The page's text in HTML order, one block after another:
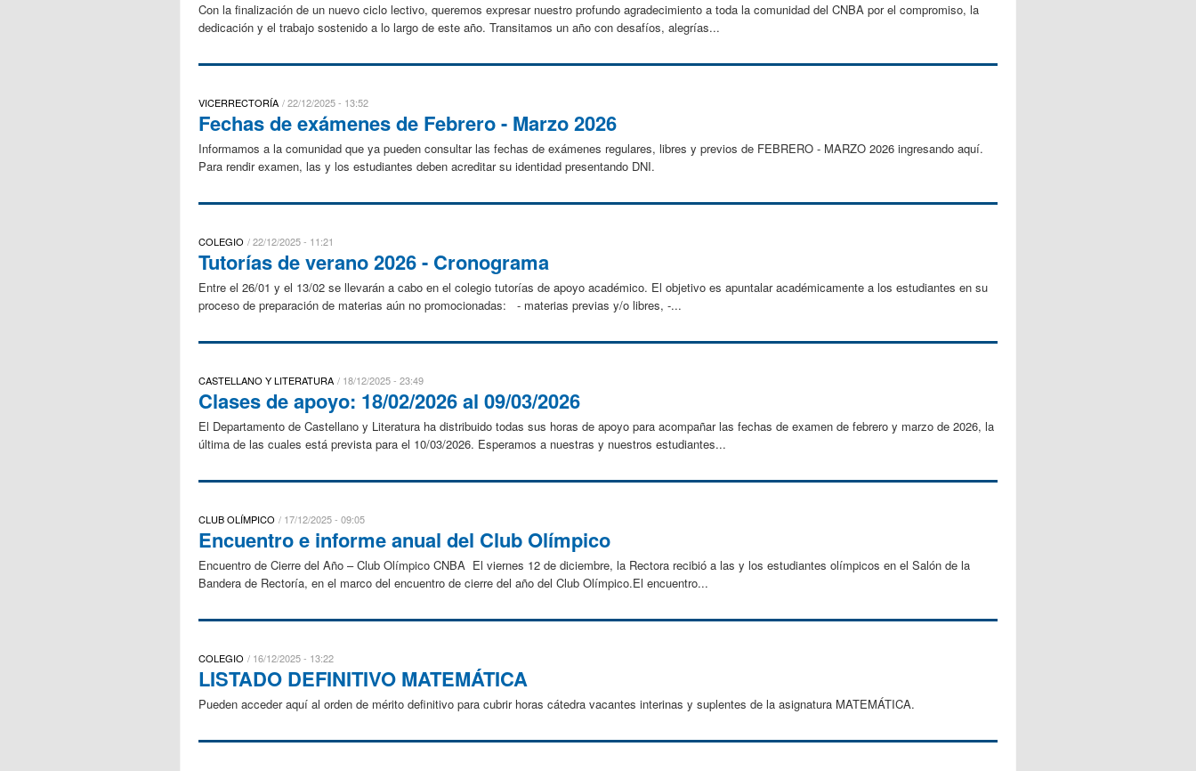
Con la finalización de un nuevo ciclo lectivo, queremos expresar nuestro profundo agradecimiento a toda la comunidad del CNBA por el compromiso, la
dedicación y el trabajo sostenido a lo largo de este año. Transitamos un año con desafíos, alegrías...
VICERRECTORÍA 22/12/2025 - 13:52
Fechas de exámenes de Febrero - Marzo 2026
Informamos a la comunidad que ya pueden consultar las fechas de exámenes regulares, libres y previos de FEBRERO - MARZO 2026 ingresando aquí.
Para rendir examen, las y los estudiantes deben acreditar su identidad presentando DNI.
COLEGIO 22/12/2025 - 11:21
Tutorías de verano 2026 - Cronograma
Entre el 26/01 y el 13/02 se llevarán a cabo en el colegio tutorías de apoyo académico. El objetivo es apuntalar académicamente a los estudiantes en su
proceso de preparación de materias aún no promocionadas: - materias previas y/o libres, -...
CASTELLANO Y LITERATURA 18/12/2025 - 23:49
Clases de apoyo: 18/02/2026 al 09/03/2026
El Departamento de Castellano y Literatura ha distribuido todas sus horas de apoyo para acompañar las fechas de examen de febrero y marzo de 2026, la
última de las cuales está prevista para el 10/03/2026. Esperamos a nuestras y nuestros estudiantes...
CLUB OLÍMPICO 17/12/2025 - 09:05
Encuentro e informe anual del Club Olímpico
Encuentro de Cierre del Año – Club Olímpico CNBA El viernes 12 de diciembre, la Rectora recibió a las y los estudiantes olímpicos en el Salón de la
Bandera de Rectoría, en el marco del encuentro de cierre del año del Club Olímpico.El encuentro...
COLEGIO 16/12/2025 - 13:22
LISTADO DEFINITIVO MATEMÁTICA
Pueden acceder aquí al orden de mérito definitivo para cubrir horas cátedra vacantes interinas y suplentes de la asignatura MATEMÁTICA.